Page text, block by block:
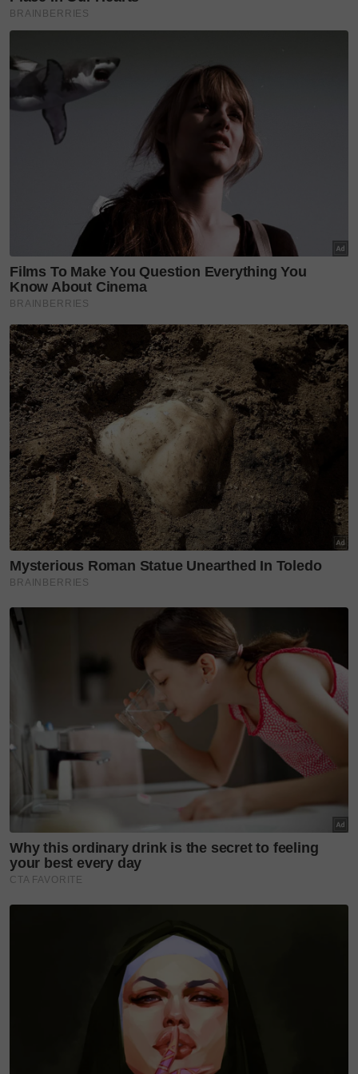
Mungkin ada beberapa tempat dikatakan sudah
menaikkan harga makanan, namun kalau sedap,
mengesyorkan kafe moden dan warung dengan
nama unik seperti panggilan keluarga untuk dicuba.
Berikut lima cadangan lokasi makan-makan yang
boleh kalian pertimbangkan jika berada
berhampiran:
Nenek Cafe
Alamat: No.82, Jalan Kemunting, Taman Kebun Teh,
Johor Bahru
Instagram: @nenek.fusion